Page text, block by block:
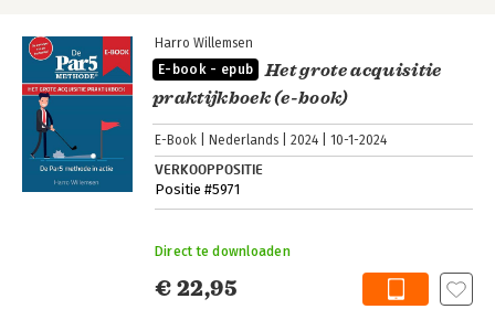
Harro Willemsen
E-book - epub
Het grote acquisitie
praktijkboek (e-book)
E-Book Nederlands 2024 10-1-2024
VERKOOPPOSITIE
Positie #5971
€ 22,95
Direct te downloaden